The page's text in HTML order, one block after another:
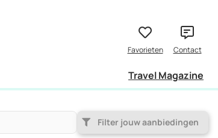
Travel Magazine
Filter jouw aanbiedingen